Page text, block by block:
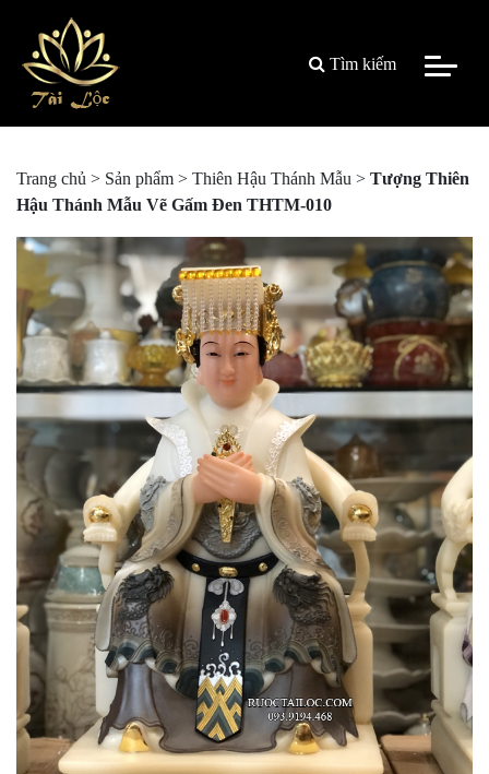
Tìm kiếm
Trang chủ > Sản phẩm > Thiên Hậu Thánh Mẫu > Tượng Thiên
Hậu Thánh Mẫu Vẽ Gấm Đen THTM-010